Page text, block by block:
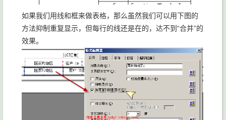
如果我们用线和框来做表格，那么虽然我们可以用下图的
方法抑制重复显示，但每行的线还是在的，达不到“合并”的
效果。